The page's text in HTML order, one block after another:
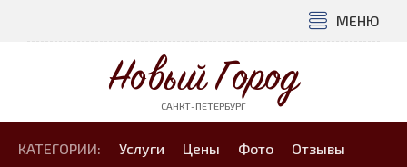
МЕНЮ
Новый Город
САНКТ-ПЕТЕРБУРГ
КАТЕГОРИИ: Услуги Цены Фото Отзывы